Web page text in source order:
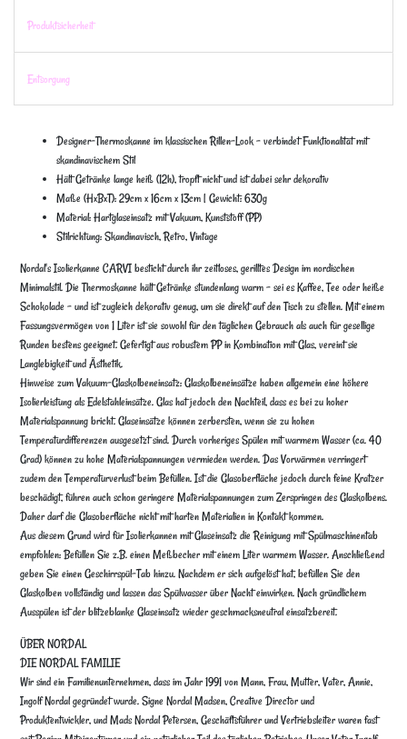
Produktsicherheit
Entsorgung
Designer-Thermoskanne im klassischen Rillen-Look – verbindet Funktionalität mit
skandinavischem Stil
Hält Getränke lange heiß (12h), tropft nicht und ist dabei sehr dekorativ
Maße (HxBxT): 29cm x 16cm x 13cm | Gewicht: 630g
Material: Hartglaseinsatz mit Vakuum, Kunststoff (PP)
Stilrichtung: Skandinavisch, Retro, Vintage
Nordal's Isolierkanne CARVI besticht durch ihr zeitloses, gerilltes Design im nordischen
Minimalstil. Die Thermoskanne hält Getränke stundenlang warm – sei es Kaffee, Tee oder heiße
Schokolade – und ist zugleich dekorativ genug, um sie direkt auf den Tisch zu stellen. Mit einem
Fassungsvermögen von 1 Liter ist sie sowohl für den täglichen Gebrauch als auch für gesellige
Runden bestens geeignet. Gefertigt aus robustem PP in Kombination mit Glas, vereint sie
Langlebigkeit und Ästhetik.
Hinweise zum Vakuum-Glaskolbeneinsatz: Glaskolbeneinsätze haben allgemein eine höhere
Isolierleistung als Edelstahleinsätze. Glas hat jedoch den Nachteil, dass es bei zu hoher
Materialspannung bricht. Glaseinsätze können zerbersten, wenn sie zu hohen
Temperaturdifferenzen ausgesetzt sind. Durch vorheriges Spülen mit warmem Wasser (ca. 40
Grad) können zu hohe Materialspannungen vermieden werden. Das Vorwärmen verringert
zudem den Temperaturverlust beim Befüllen. Ist die Glasoberfläche jedoch durch feine Kratzer
beschädigt, führen auch schon geringere Materialspannungen zum Zerspringen des Glaskolbens.
Daher darf die Glasoberfläche nicht mit harten Materialien in Kontakt kommen.
Aus diesem Grund wird für Isolierkannen mit Glaseinsatz die Reinigung mit Spülmaschinentab
empfohlen: Befüllen Sie z.B. einen Meßbecher mit einem Liter warmem Wasser. Anschließend
geben Sie einen Geschirrspül-Tab hinzu. Nachdem er sich aufgelöst hat, befüllen Sie den
Glaskolben vollständig und lassen das Spülwasser über Nacht einwirken. Nach gründlichem
Ausspülen ist der blitzeblanke Glaseinsatz wieder geschmacksneutral einsatzbereit.
ÜBER NORDAL
DIE NORDAL FAMILIE
Wir sind ein Familienunternehmen, dass im Jahr 1991 von Mann, Frau, Mutter, Vater, Annie,
Ingolf Nordal gegründet wurde. Signe Nordal Madsen, Creative Director und
Produktentwickler, und Mads Nordal Petersen, Geschäftsführer und Vertriebsleiter waren fast